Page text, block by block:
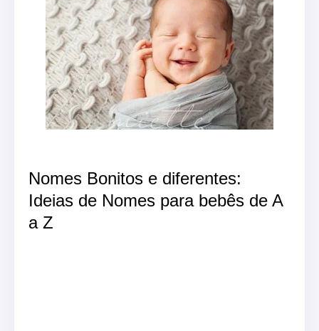
Nomes Bonitos e diferentes:
Ideias de Nomes para bebês de A
a Z